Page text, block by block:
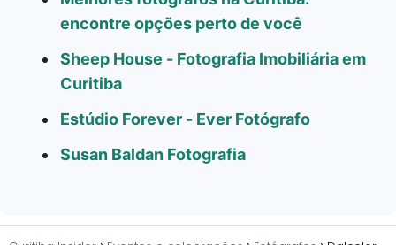
encontre opções perto de você
Sheep House - Fotografia Imobiliária em
Curitiba
Estúdio Forever - Ever Fotógrafo
Susan Baldan Fotografia